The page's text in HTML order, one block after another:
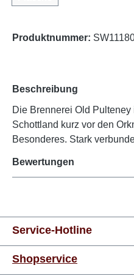
Produktnummer:
Beschreibung
Die Brennerei Old
Schottland kurz vor den
Besonderes. Stark
Bewertungen
Service-Hotline
Shopservice